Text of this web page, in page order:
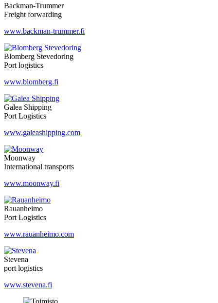
Backman-Trummer
Freight forwarding
www.backman-trummer.fi
Blomberg Stevedoring
Port logistics
www.blomberg.fi
Galea Shipping
Port Logistics
www.galeashipping.com
Moonway
International transports
www.moonway.fi
Rauanheimo
Port Logistics
www.rauanheimo.com
Stevena
port logistics
www.stevena.fi